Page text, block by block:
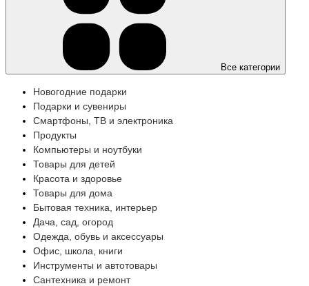
Все категории
Новогодние подарки
Подарки и сувениры
Смартфоны, ТВ и электроника
Продукты
Компьютеры и ноутбуки
Товары для детей
Красота и здоровье
Товары для дома
Бытовая техника, интерьер
Дача, сад, огород
Одежда, обувь и аксессуары
Офис, школа, книги
Инструменты и автотовары
Сантехника и ремонт